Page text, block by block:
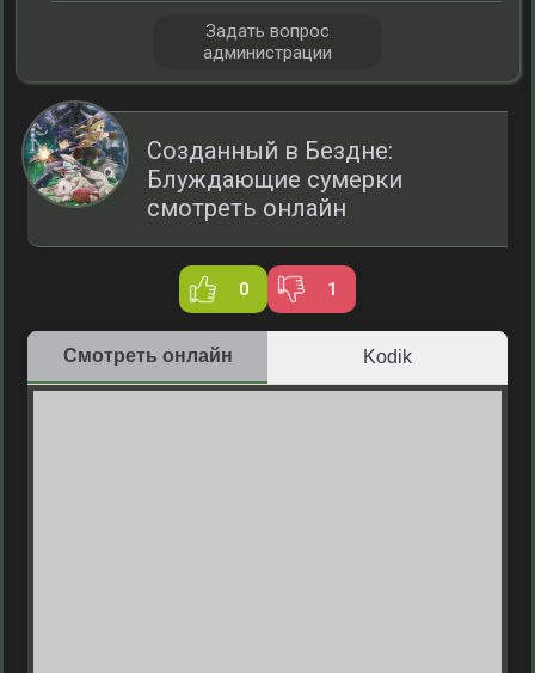
Созданный в Бездне:
Блуждающие сумерки
смотреть онлайн
0 1
Смотреть онлайн Kodik
Задать вопрос
администрации